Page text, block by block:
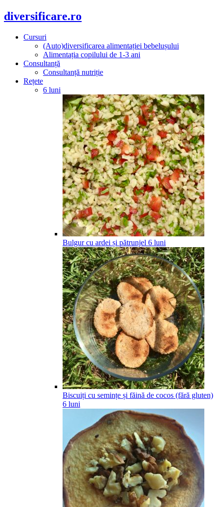
diversificare.ro
Cursuri
(Auto)diversificarea alimentației bebelușului
Alimentația copilului de 1-3 ani
Consultanță
Consultanță nutriție
Rețete
6 luni
Bulgur cu ardei și pătrunjel 6 luni
Biscuiți cu semințe și făină de cocos (fără gluten)
6 luni